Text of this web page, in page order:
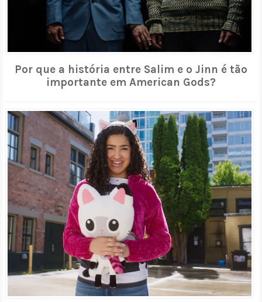
Por que a história entre Salim e o Jinn é tão
importante em American Gods?